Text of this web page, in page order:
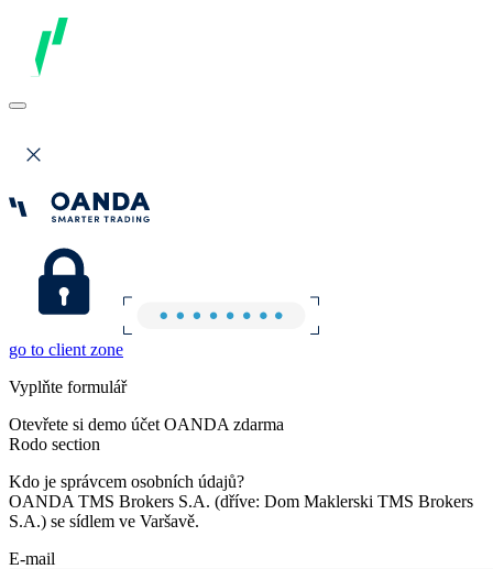
go to client zone
Vyplňte formulář
Otevřete si demo účet OANDA zdarma
Rodo section
Kdo je správcem osobních údajů?
OANDA TMS Brokers S.A. (dříve: Dom Maklerski TMS Brokers
S.A.) se sídlem ve Varšavě.
E-mail